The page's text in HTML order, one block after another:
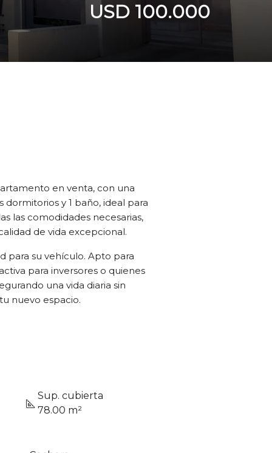
USD 100.000
en venta, con una
y 1 baño, ideal para
las comodidades necesarias,
de vida excepcional.
para su vehículo. Apto para
para inversores o quienes
una vida diaria sin
nuevo espacio.
Sup. cubierta
78.00 m²